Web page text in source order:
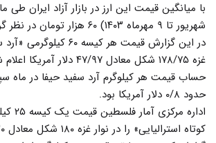
شهریور تا ۹ مهرماه ۱۴۰۳) ۶۰ هزار تومان در نظر گرفته شده است.
در این گزارش قیمت هر کیسه
غزه ۱۷۸/۷۵ شکل معادل ۴۷/۹۷
حساب قیمت هر کیلوگرم آرد سفید حیفا در ماه
حدود ۰/۸ دلار آمریکا بود.
اداره